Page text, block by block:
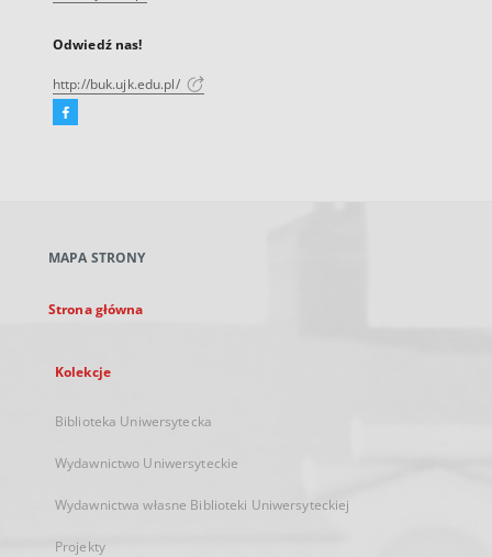
Odwiedź nas!
http://buk.ujk.edu.pl/
Facebook
karcie
MAPA STRONY
Strona główna
Kolekcje
Biblioteka Uniwersytecka
Wydawnictwo Uniwersyteckie
Wydawnictwa własne Biblioteki Uniwersyteckiej
Projekty